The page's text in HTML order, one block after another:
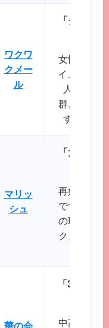
ワクワ
クメー
ル
「クリー
女性誌に
イメージ
人サポー
群。初め
すい操作
マリッ
シュ
「大人の
再婚や婚
です。バ
の理解を
ク」など
「30代後
中高年層